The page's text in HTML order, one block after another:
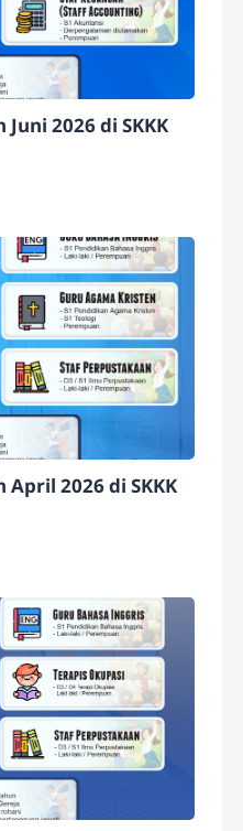
2026 di SKKK
2026 di SKKK